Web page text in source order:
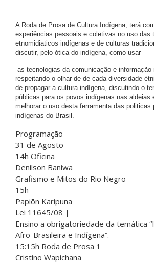
A Roda de Prosa de Cultura Indígena, terá
experiências pessoais e coletivas no uso das
etnomidiaticos indígenas e de culturas
discutir, pelo ótica do indígena, como usar
as tecnologias da comunicação e informação
respeitando o olhar de de cada diversidade
de propagar a cultura indígena, discutindo o
públicas para os povos indígenas nas aldeias
melhorar o uso desta ferramenta das politicas
indígenas do Brasil.
Programação
31 de Agosto
14h Oficina
Denilson Baniwa
Grafismo e Mitos do Rio Negro
15h
Papiõn Karipuna
Lei 11645/08 |
Ensino a obrigatoriedade da temática
Afro-Brasileira e Indígena”.
15:15h Roda de Prosa 1
Cristino Wapichana